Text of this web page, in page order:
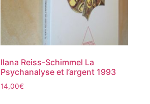
Ilana Reiss-Schimmel La
Psychanalyse et l’argent 1993
14,00€